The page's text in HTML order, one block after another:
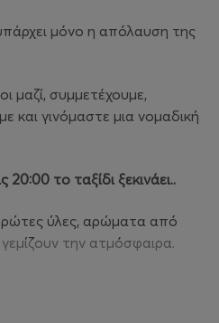
μόνο η απόλαυση της
μαζί, συμμετέχουμε,
και γινόμαστε μια νομαδική
το ταξίδι ξεκινάει..
ύλες, αρώματα από
την ατμόσφαιρα.